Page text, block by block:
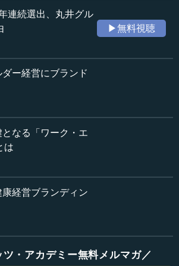
ランディング＝健康経営ブランデ
企業ブランディングの枠組みで実践
でお話しさせていただきます。
はもともとビジネススクールでブラ
やマーケティング、消費者行動論など
した。ブランド・マネジメントはお
方々を中心に分析をしていくことで
どうサービスや製品を提供していく
必ずその組織の中の話も大事になって
を統合させ、その間を取り持つ役割
で、組織の中の話もしてきました。
的にできるかも最近では重要になって
連続選出、丸井グル
▶無料視聴
ー経営にブランド
なる「ワーク・エ
は
経営ブランディン
ツ・アカデミー無料メルマガ／